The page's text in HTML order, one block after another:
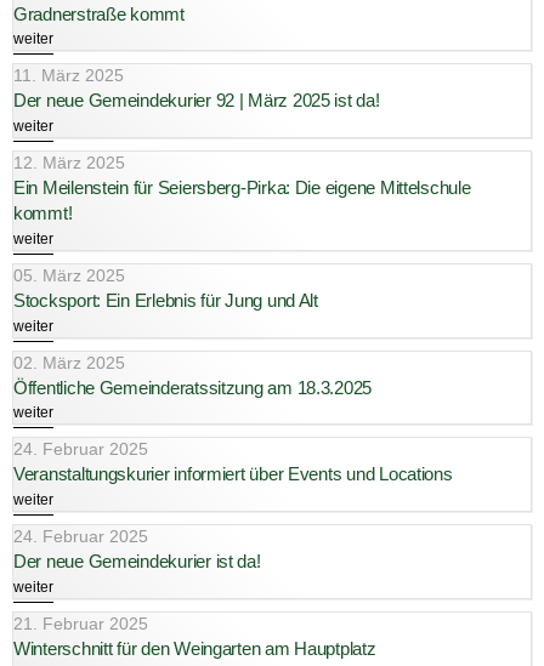
Gradnerstraße kommt
weiter
11. März 2025
Der neue Gemeindekurier 92 | März 2025 ist da!
weiter
12. März 2025
Ein Meilenstein für Seiersberg-Pirka: Die eigene Mittelschule
kommt!
weiter
05. März 2025
Stocksport: Ein Erlebnis für Jung und Alt
weiter
02. März 2025
Öffentliche Gemeinderatssitzung am 18.3.2025
weiter
24. Februar 2025
Veranstaltungskurier informiert über Events und Locations
weiter
24. Februar 2025
Der neue Gemeindekurier ist da!
weiter
21. Februar 2025
Winterschnitt für den Weingarten am Hauptplatz